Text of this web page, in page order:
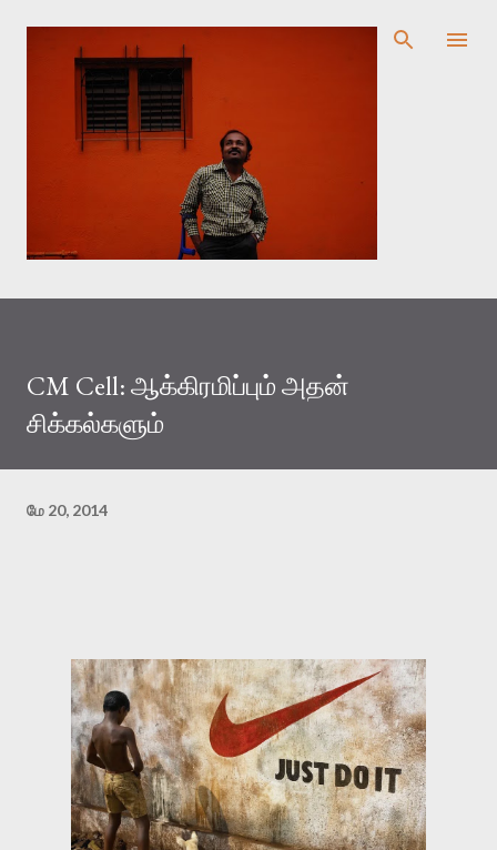
முதன்மை உள்ளடக்கத்திற்குச் செல்
CM Cell: ஆக்கிரமிப்பும் அதன்
சிக்கல்களும்
மே 20, 2014